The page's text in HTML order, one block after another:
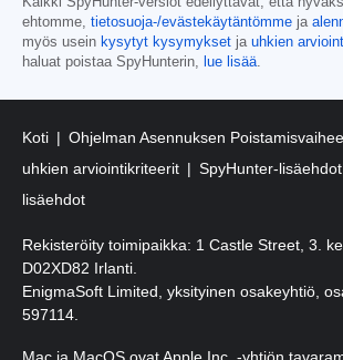
ehtomme, tietosuoja-/evästekäytäntömme ja
myös usein kysytyt kysymykset ja uhkien
haluat poistaa SpyHunterin, lue lisää.
Koti Ohjelman Asennuksen
uhkien arviointikriteerit
SpyHunter-lisäehdot
lisäehdot
Rekisteröity toimipaikka: 1 Castle Street, 3.
D02XD82 Irlanti.
EnigmaSoft Limited, yksityinen osakeyhtiö,
597114.